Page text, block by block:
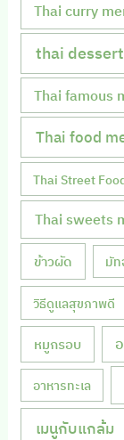
Thai curry
thai
Thai famous
Thai food
Thai Street
Thai sweets
ข้าวผัด มัท
วิธีดูแลสุขภาพดี
หมูกรอบ
อาหารทะเล
เมนูกับแกล้ม